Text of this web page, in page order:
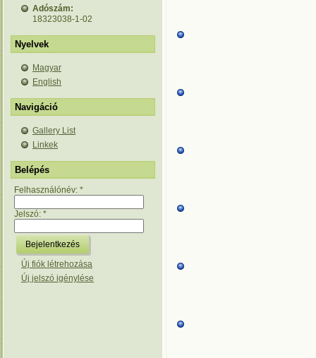
Adószám:
18323038-1-02
Nyelvek
Magyar
English
Navigáció
Gallery List
Linkek
Belépés
Felhasználónév: *
Jelszó: *
Új fiók létrehozása
Új jelszó igénylése